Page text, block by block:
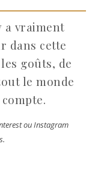
a vraiment
dans cette
goûts, de
le monde
ou Instagram